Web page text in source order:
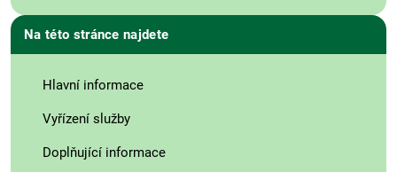
Na této stránce najdete
Hlavní informace
Vyřízení služby
Doplňující informace